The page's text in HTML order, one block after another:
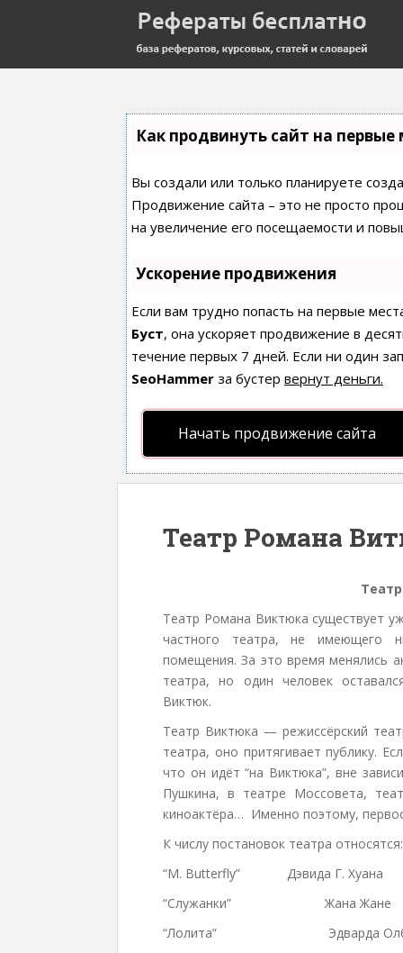
Как продвинуть сайт на первые
Вы создали или только планируете
Продвижение сайта – это не просто
на увеличение его посещаемости и
Ускорение продвижения
Если вам трудно попасть на первые
Буст, она ускоряет продвижение в
течение первых 7 дней. Если ни один
SeoHammer за бустер вернут деньги.
Начать продвижение сайта
Театр Романа
Театр Романа Виктюка существует
частного театра, не имеющего
помещения. За это время менялись
театра, но один человек
Виктюк.
Театр Виктюка — режиссёрский
театра, оно притягивает публику.
что он идёт “на Виктюка”, вне
Пушкина, в театре Моссовета,
киноактёра… Именно поэтому,
К числу постановок театра относятся:
“M. Butterfly” Дэвида Г. Хуана
“Служанки” Жана Жане
“Лолита” Эдварда